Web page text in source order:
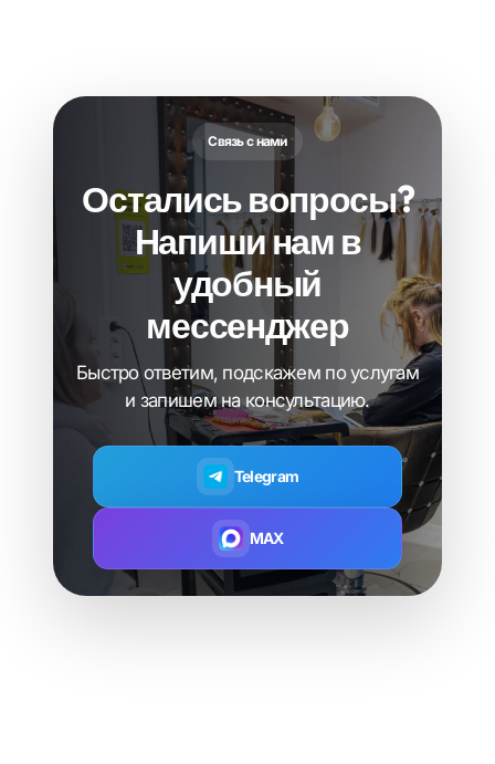
Связь с нами
Остались вопросы?
Напиши нам в
удобный
мессенджер
Быстро ответим, подскажем по услугам
и запишем на консультацию.
Telegram
MAX